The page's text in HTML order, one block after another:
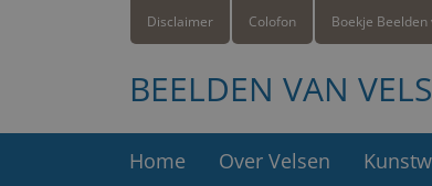
Boekje Beelden
Colofon
Disclaimer
BEELDEN VAN
Home Over Velsen